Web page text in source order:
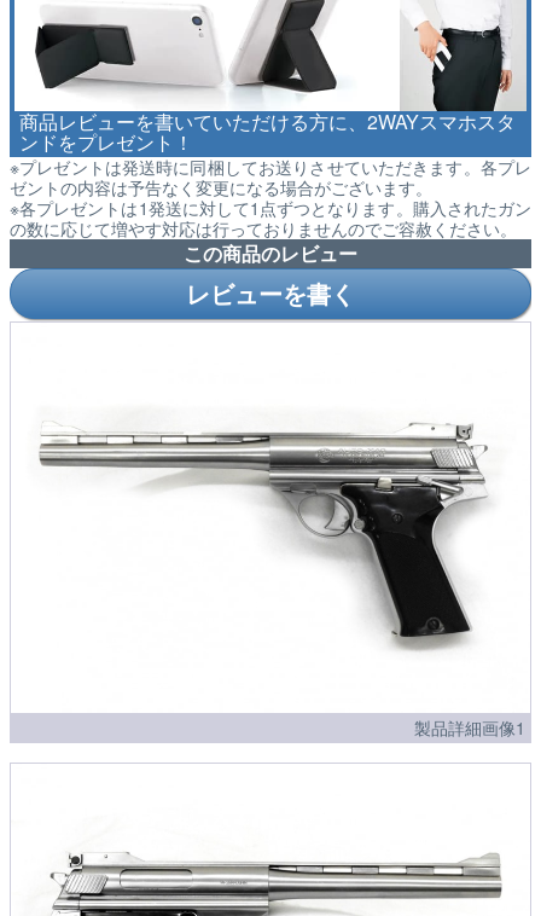
商品レビューを書いていただける方に、2WAYスマホスタ
ンドをプレゼント！
※プレゼントは発送時に同梱してお送りさせていただきます。各プレ
ゼントの内容は予告なく変更になる場合がございます。
※各プレゼントは1発送に対して1点ずつとなります。購入されたガン
の数に応じて増やす対応は行っておりませんのでご容赦ください。
この商品のレビュー
レビューを書く
製品詳細画像1